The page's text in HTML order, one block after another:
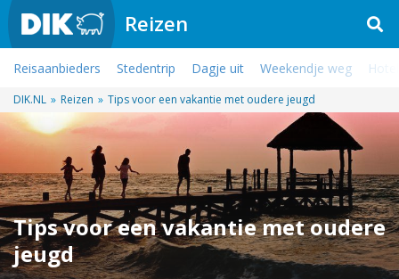
Reizen
Reisaanbieders Stedentrip Dagje uit Weekendje weg
DIK.NL » Reizen » Tips voor een vakantie met oudere jeugd
Tips voor een vakantie met oudere
jeugd